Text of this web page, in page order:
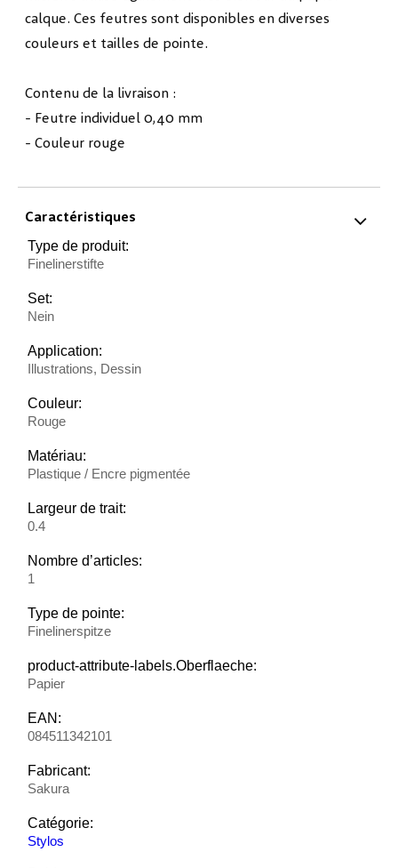
calque. Ces feutres sont disponibles en diverses
couleurs et tailles de pointe.
Contenu de la livraison :
- Feutre individuel 0,40 mm
- Couleur rouge
Caractéristiques
Type de produit:
Finelinerstifte
Set:
Nein
Application:
Illustrations, Dessin
Couleur:
Rouge
Matériau:
Plastique / Encre pigmentée
Largeur de trait:
0.4
Nombre d’articles:
1
Type de pointe:
Finelinerspitze
product-attribute-labels.Oberflaeche:
Papier
EAN:
084511342101
Fabricant:
Sakura
Catégorie:
Stylos